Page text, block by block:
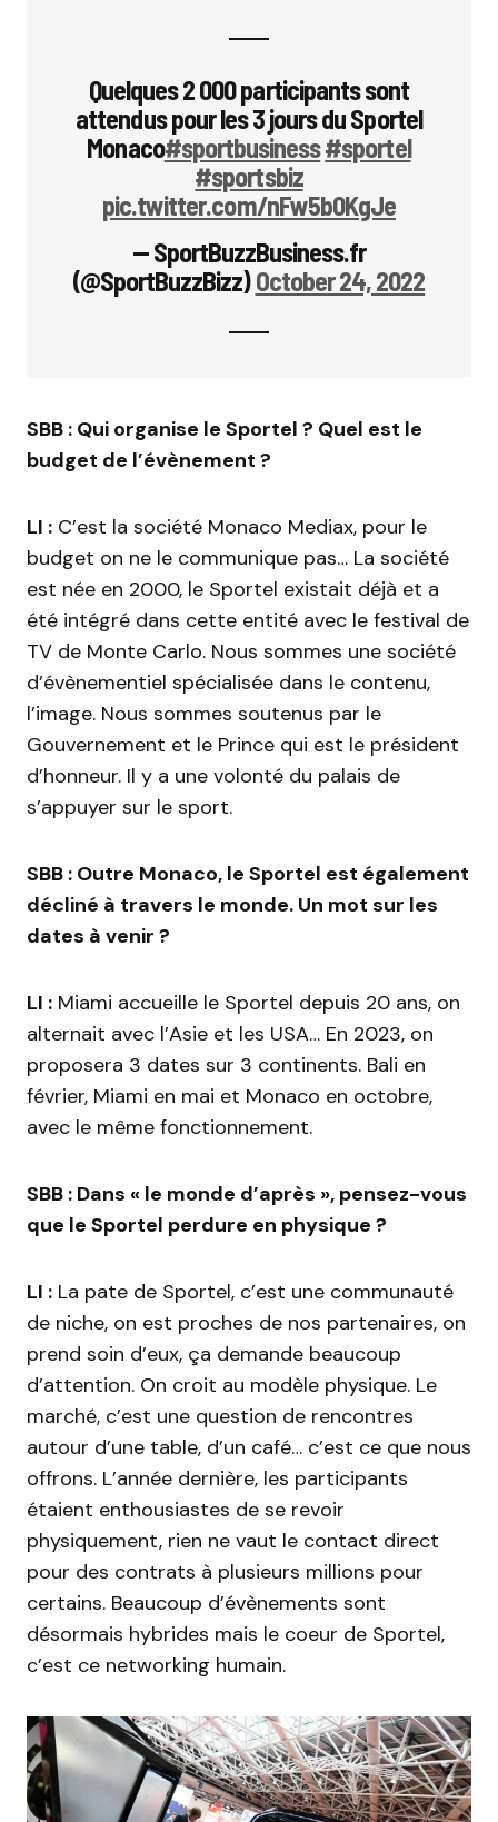
Quelques 2 000 participants sont
attendus pour les 3 jours du Sportel
Monaco#sportbusiness#sportel
#sportsbiz
pic.twitter.com/nFw5b0KgJe
— SportBuzzBusiness.fr
(@SportBuzzBizz)October 24, 2022
SBB : Qui organise le Sportel ? Quel est le
budget de l’évènement ?
LI : C’est la société Monaco Mediax, pour le
budget on ne le communique pas… La société
est née en 2000, le Sportel existait déjà et a
été intégré dans cette entité avec le festival de
TV de Monte Carlo. Nous sommes une société
d’évènementiel spécialisée dans le contenu,
l’image. Nous sommes soutenus par le
Gouvernement et le Prince qui est le président
d’honneur. Il y a une volonté du palais de
s’appuyer sur le sport.
SBB : Outre Monaco, le Sportel est également
décliné à travers le monde. Un mot sur les
dates à venir ?
LI : Miami accueille le Sportel depuis 20 ans, on
alternait avec l’Asie et les USA… En 2023, on
proposera 3 dates sur 3 continents. Bali en
février, Miami en mai et Monaco en octobre,
avec le même fonctionnement.
SBB : Dans « le monde d’après », pensez-vous
que le Sportel perdure en physique ?
LI : La pate de Sportel, c’est une communauté
de niche, on est proches de nos partenaires, on
prend soin d’eux, ça demande beaucoup
d’attention. On croit au modèle physique. Le
marché, c’est une question de rencontres
autour d’une table, d’un café… c’est ce que nous
offrons. L’année dernière, les participants
étaient enthousiastes de se revoir
physiquement, rien ne vaut le contact direct
pour des contrats à plusieurs millions pour
certains. Beaucoup d’évènements sont
désormais hybrides mais le coeur de Sportel,
c’est ce networking humain.